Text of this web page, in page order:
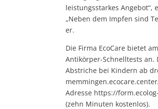
leistungsstarkes Angebot“,
„Neben dem Impfen sind
er.
Die Firma EcoCare bietet
Antikörper-Schnelltests
Abstriche bei Kindern ab
Adresse https://
(zehn Minuten kostenlos).